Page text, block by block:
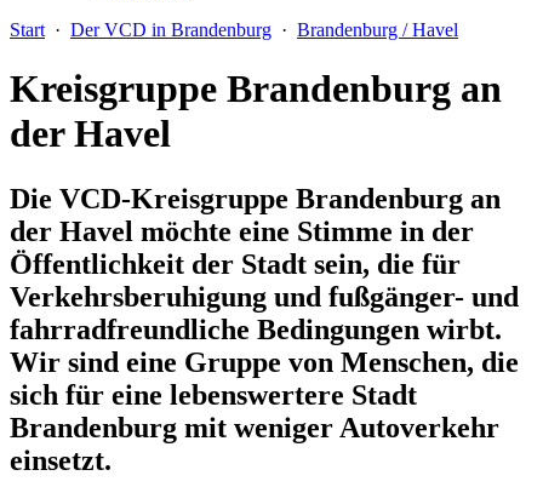
Start · Der VCD in Brandenburg · Brandenburg / Havel
Kreisgruppe Brandenburg an
der Havel
Die VCD-Kreisgruppe Brandenburg an
der Havel möchte eine Stimme in der
Öffentlichkeit der Stadt sein, die für
Verkehrsberuhigung und fußgänger- und
fahrradfreundliche Bedingungen wirbt.
Wir sind eine Gruppe von Menschen, die
sich für eine lebenswertere Stadt
Brandenburg mit weniger Autoverkehr
einsetzt.